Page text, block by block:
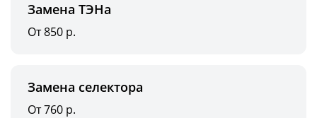
Замена ТЭНа
От 850 р.
Замена селектора
От 760 р.